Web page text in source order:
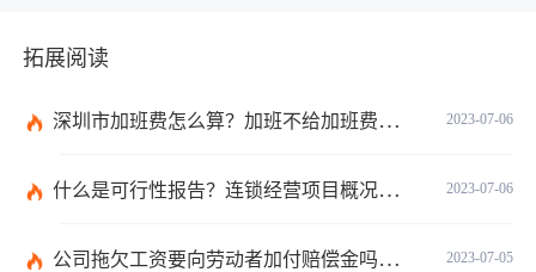
拓展阅读
2023-07-06
深圳市加班费怎么算？加班不给加班费应该怎么办？
2023-07-06
什么是可行性报告？连锁经营项目概况都有哪些内容？ 环球观察
2023-07-05
公司拖欠工资要向劳动者加付赔偿金吗？拖欠工资仲裁时效期间是如何规定的？